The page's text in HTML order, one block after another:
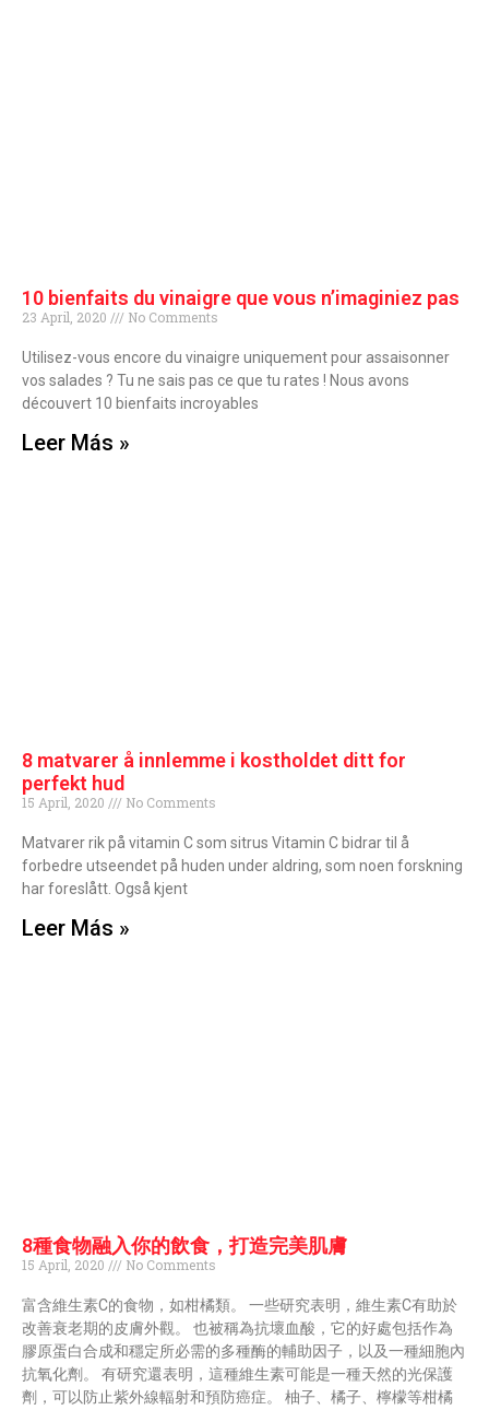
10 bienfaits du vinaigre que vous n’imaginiez pas
23 April, 2020 No Comments
Utilisez-vous encore du vinaigre uniquement pour assaisonner
vos salades ? Tu ne sais pas ce que tu rates ! Nous avons
découvert 10 bienfaits incroyables
Leer Más »
8 matvarer å innlemme i kostholdet ditt for
perfekt hud
15 April, 2020 No Comments
Matvarer rik på vitamin C som sitrus Vitamin C bidrar til å
forbedre utseendet på huden under aldring, som noen forskning
har foreslått. Også kjent
Leer Más »
8種食物融入你的飲食，打造完美肌膚
15 April, 2020 No Comments
富含維生素C的食物，如柑橘類。 一些研究表明，維生素C有助於
改善衰老期的皮膚外觀。 也被稱為抗壞血酸，它的好處包括作為
膠原蛋白合成和穩定所必需的多種酶的輔助因子，以及一種細胞內
抗氧化劑。 有研究還表明，這種維生素可能是一種天然的光保護
劑，可以防止紫外線輻射和預防癌症。 柚子、橘子、檸檬等柑橘